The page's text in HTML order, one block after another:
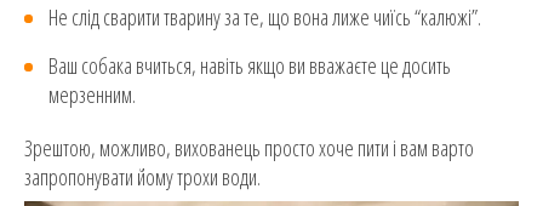
Не слід сварити тварину за те, що вона лиже чиїсь “калюжі”.
Ваш собака вчиться, навіть якщо ви вважаєте це досить
мерзенним.
Зрештою, можливо, вихованець просто хоче пити і вам варто
запропонувати йому трохи води.